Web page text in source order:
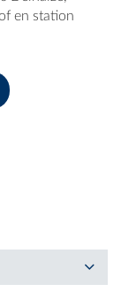
en station